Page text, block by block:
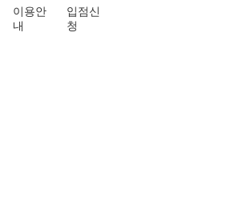
이용안
내
입점신
청